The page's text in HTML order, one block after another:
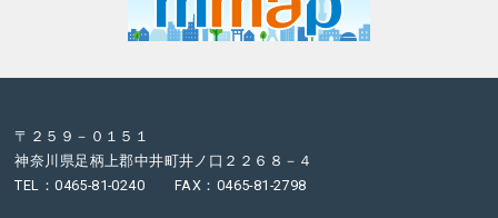
〒２５９－０１５１
神奈川県足柄上郡中井町井ノ口２２６８－４
TEL：0465-81-0240 FAX：0465-81-2798